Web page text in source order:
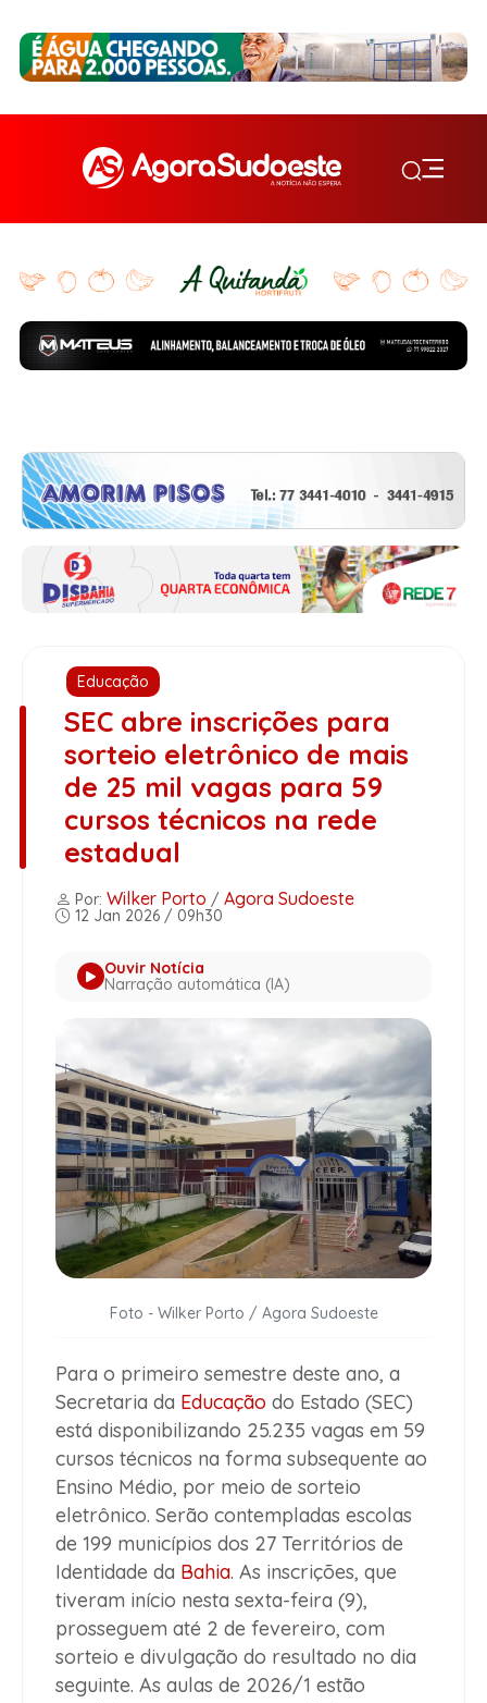
Educação
SEC abre inscrições para
sorteio eletrônico de mais
de 25 mil vagas para 59
cursos técnicos na rede
estadual
Por: Wilker Porto / Agora Sudoeste
12 Jan 2026 / 09h30
Ouvir Notícia
Narração automática (IA)
Foto - Wilker Porto / Agora Sudoeste
Para o primeiro semestre deste ano, a
Secretaria da Educação do Estado (SEC)
está disponibilizando 25.235 vagas em 59
cursos técnicos na forma subsequente ao
Ensino Médio, por meio de sorteio
eletrônico. Serão contempladas escolas
de 199 municípios dos 27 Territórios de
Identidade da Bahia. As inscrições, que
tiveram início nesta sexta-feira (9),
prosseguem até 2 de fevereiro, com
sorteio e divulgação do resultado no dia
seguinte. As aulas de 2026/1 estão